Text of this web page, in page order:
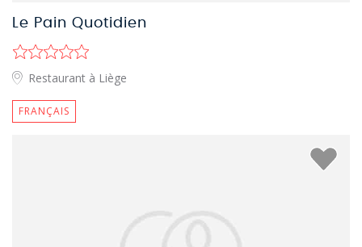
Le Pain Quotidien
Restaurant à Liège
FRANÇAIS